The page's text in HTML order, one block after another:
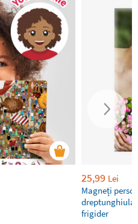
25,99 Lei
Magneți
frigider